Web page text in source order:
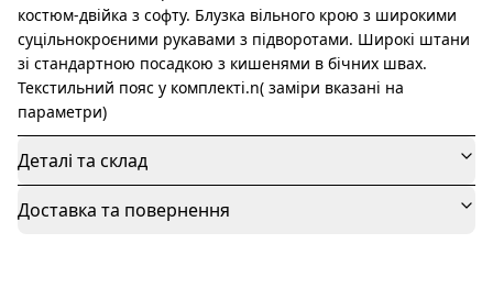
костюм-двійка з софту. Блузка вільного крою з широкими
суцільнокроєними рукавами з підворотами. Широкі штани
зі стандартною посадкою з кишенями в бічних швах.
Текстильний пояс у комплекті.n( заміри вказані на
параметри)
Деталі та склад
Доставка та повернення